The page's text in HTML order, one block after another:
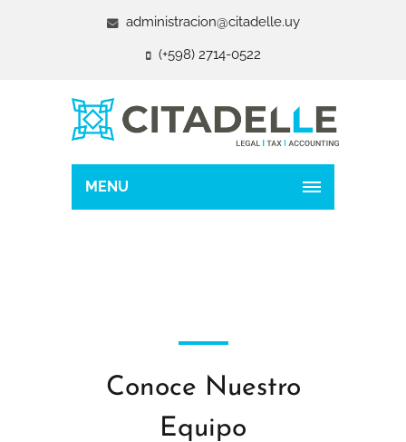
administracion@citadelle.uy
(+598) 2714-0522
MENU
Conoce Nuestro
Equipo